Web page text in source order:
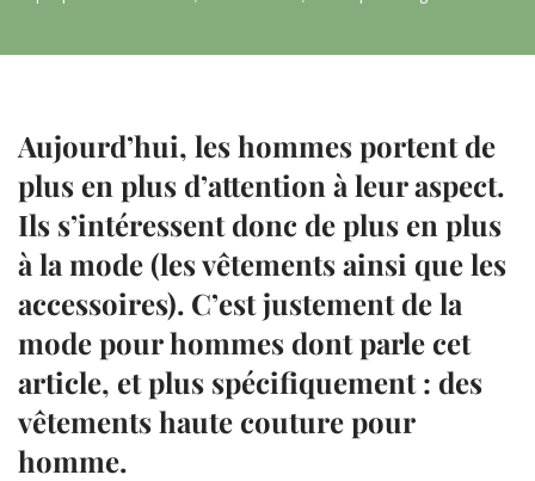
Aujourd’hui, les hommes portent de
plus en plus d’attention à leur aspect.
Ils s’intéressent donc de plus en plus
à la mode (les vêtements ainsi que les
accessoires). C’est justement de la
mode pour hommes dont parle cet
article, et plus spécifiquement : des
vêtements haute couture pour
homme.